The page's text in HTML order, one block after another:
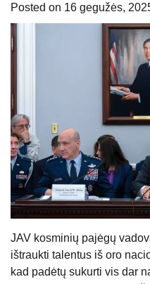
Posted on 16 gegužės,
JAV kosminių pajėgų
ištraukti talentus iš oro
kad padėtų sukurti vis dar